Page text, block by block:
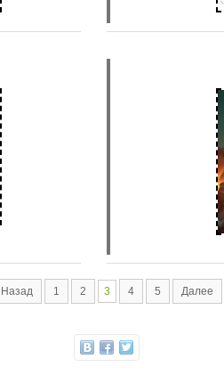
Назад 1 2 3 4 5 Далее